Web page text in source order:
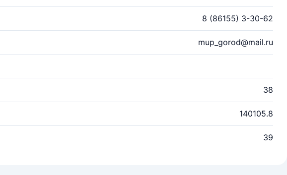
8 (86155) 3-30-62
mup_gorod@mail.ru
38
140105.8
39